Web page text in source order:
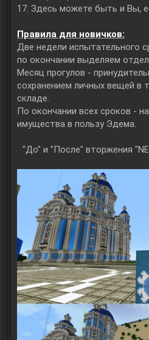
17. Здесь можете быть и Вы,
Правила для новичков:
Две недели испытательного
по окончании выделяем
Месяц прогулов -
сохранением личных вещей в
складе.
По окончании всех сроков -
имущества в пользу Эдема.
"До" и "После" вторжения